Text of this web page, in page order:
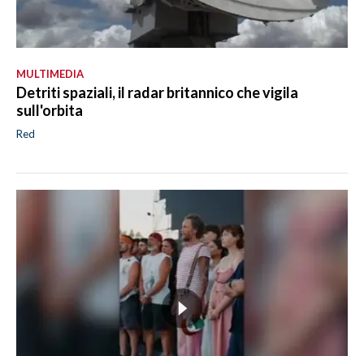
MULTIMEDIA
Detriti spaziali, il radar britannico che vigila
sull'orbita
Red